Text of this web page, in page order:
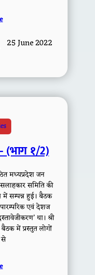
25 June 2022
(भाग १/2)
मध्यप्रदेश जन
समिति की
सम्पन्न हुई। बैठक
एवं देशज
था। श्री
में प्रस्तुत लोगों